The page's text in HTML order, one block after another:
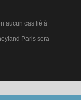
aucun cas lié à
Paris sera